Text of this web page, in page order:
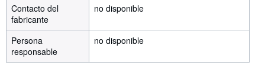
Contacto del
fabricante
no disponible
Persona
responsable
no disponible